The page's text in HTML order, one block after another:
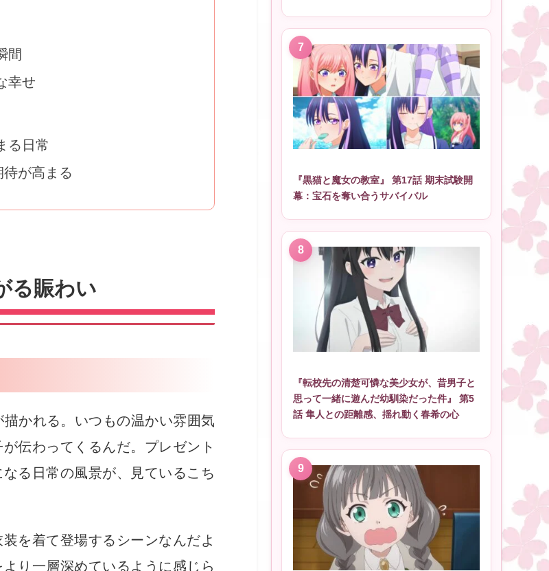
間
幸せ
る日常
が高まる
る賑わい
かれる。いつもの温かい雰囲気
伝わってくるんだ。プレゼント
る日常の風景が、見ているこち
を着て登場するシーンなんだよ
り一層深めているように感じら
『黒猫と魔女の教室』 第17話 期末試験開
幕：宝石を奪い合うサバイバル
『転校先の清楚可憐な美少女が、昔男子と
思って一緒に遊んだ幼馴染だった件』 第5
話 隼人との距離感、揺れ動く春希の心